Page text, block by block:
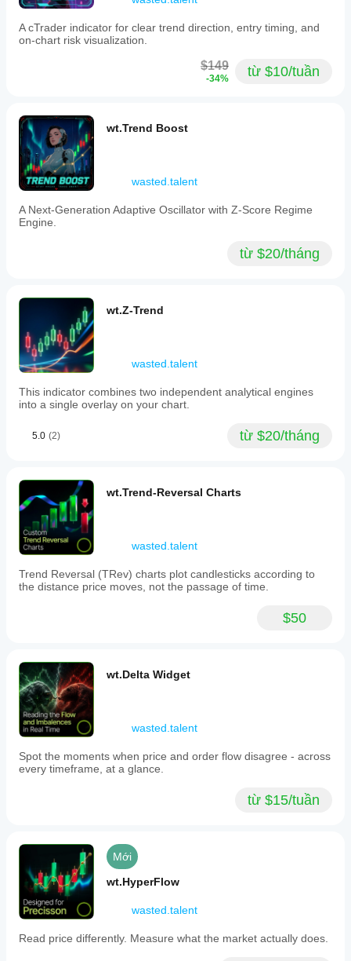
each
containing
roughly
time
or
volume.
Key
features
include
time
visualization
thresholds,
coloring
by
TIB
membership,
live
display
of
bar,
for
statistical
significance,
configurable
expected
size
and
tracking
imbalance
intensity
and
information
density.
This
approach
enables
more
reduces
noise
from
uninformed
trades,
provides
A cTrader indicator for clear trend direction, entry timing, and
on-chart risk visualization.
$149
-34% từ $10/tuần
wt.Trend Boost
wasted.talent
A Next-Generation Adaptive Oscillator with Z-Score Regime
Engine.
từ $20/tháng
wt.Z-Trend
wasted.talent
This indicator combines two independent analytical engines
into a single overlay on your chart.
5.0 (2) từ $20/tháng
wt.Trend-Reversal Charts
wasted.talent
Trend Reversal (TRev) charts plot candlesticks according to
the distance price moves, not the passage of time.
$50
wt.Delta Widget
wasted.talent
Spot the moments when price and order flow disagree - across
every timeframe, at a glance.
từ $15/tuần
Mới
wt.HyperFlow
wasted.talent
Read price differently. Measure what the market actually does.